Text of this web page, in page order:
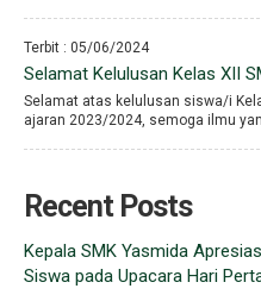
Terbit : 05/06/2024
Selamat Kelulusan Kelas XII
Selamat atas kelulusan siswa/i
ajaran 2023/2024, semoga ilmu
Recent Posts
Kepala SMK Yasmida
Siswa pada Upacara Hari